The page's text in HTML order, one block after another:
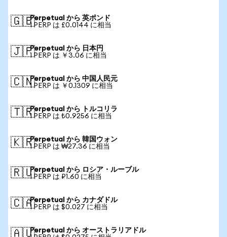
🇬🇧Perpetual から 英ポンド
1 PERP は £0.0144 に相当
🇯🇵Perpetual から 日本円
1 PERP は ￥3.06 に相当
🇨🇳Perpetual から 中国人民元
1 PERP は ￥0.1309 に相当
🇹🇷Perpetual から トルコリラ
1 PERP は ₺0.9256 に相当
🇰🇷Perpetual から 韓国ウォン
1 PERP は ₩27.36 に相当
🇷🇺Perpetual から ロシア・ルーブル
1 PERP は ₽1.60 に相当
🇨🇦Perpetual から カナダドル
1 PERP は $0.027 に相当
🇦🇺Perpetual から オーストラリアドル